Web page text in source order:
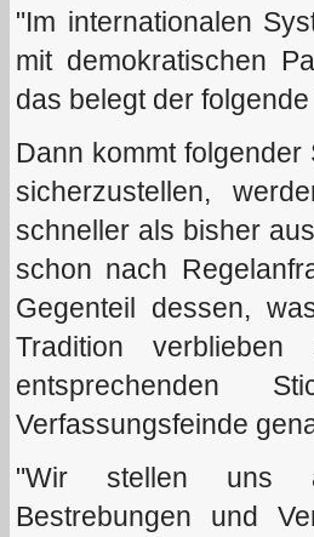
"Im internationalen
mit demokratischen
das belegt der
Dann kommt
sicherzustellen,
schneller als bisher
schon nach
Gegenteil dessen,
Tradition
entsprechenden
Verfassungsfeinde
"Wir stellen uns
Bestrebungen und